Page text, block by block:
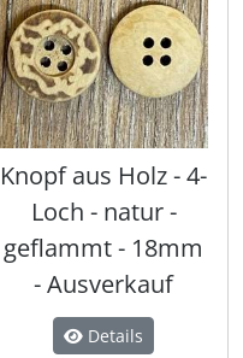
Knopf aus Holz - 4-
Loch - natur -
geflammt - 18mm
- Ausverkauf
Details
(15)
(37)